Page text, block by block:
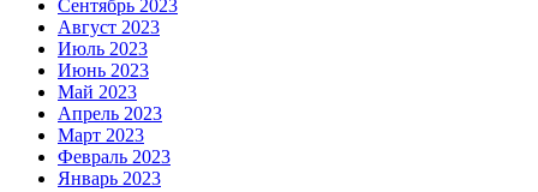
Сентябрь 2023
Август 2023
Июль 2023
Июнь 2023
Май 2023
Апрель 2023
Март 2023
Февраль 2023
Январь 2023